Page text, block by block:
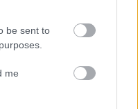
be sent to
me